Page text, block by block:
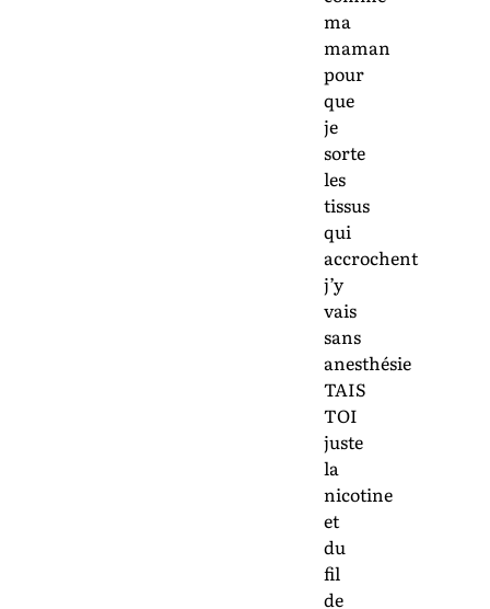
ma
maman
pour
que
je
sorte
les
tissus
qui
accrochent
j’y
vais
sans
anesthésie
TAIS
TOI
juste
la
nicotine
et
du
fil
de